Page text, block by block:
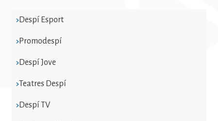
Despí Esport
Promodespí
Despí Jove
Teatres Despí
Despí TV